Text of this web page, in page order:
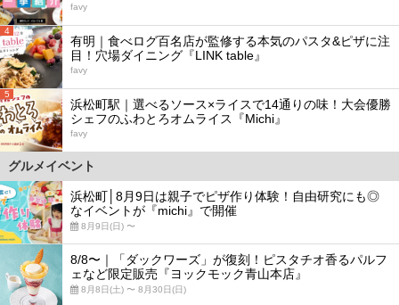
favy
4
有明｜食べログ百名店が監修する本気のパスタ&ピザに注
目！穴場ダイニング『LINK table』
favy
5
浜松町駅｜選べるソース×ライスで14通りの味！大会優勝
シェフのふわとろオムライス『Michi』
favy
グルメイベント
浜松町│8月9日は親子でピザ作り体験！自由研究にも◎
なイベントが『michi』で開催
8月9日(日) 〜
8/8〜｜「ダックワーズ」が復刻！ピスタチオ香るパルフ
ェなど限定販売『ヨックモック青山本店』
8月8日(土) 〜 8月30日(日)